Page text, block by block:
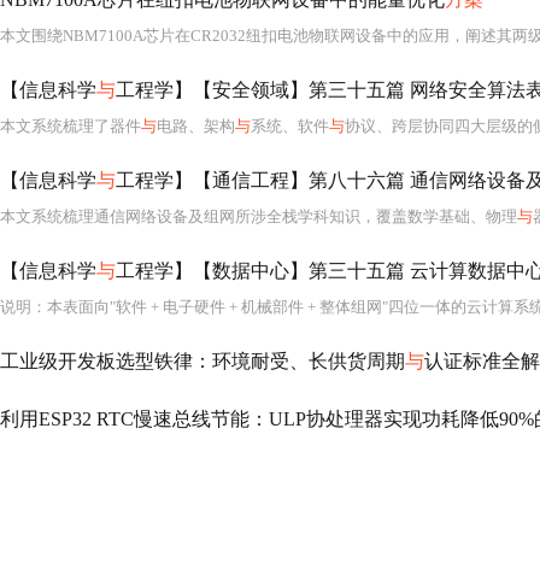
本文围绕NBM7100A芯片在CR2032纽扣电池物联网设备中的应用，阐述其两
【信息科学与工程学】【安全领域】第三十五篇 网络安全算法
本文系统梳理了器件与电路、架构与系统、软件与协议、跨层协同四大层级的侧信道防御算法，涵盖掩码、随机化、噪声注入、物理屏蔽、AI辅
【信息科学与工程学】【通信工程】第八十六篇 通信网络设备及
本文系统梳理通信网络设备及组网所涉全栈学科知识，覆盖数学基础、物理与
【信息科学与工程学】【数据中心】第三十五篇 云计算数据中
工业级开发板选型铁律：环境耐受、长供货周期与认证标准全
利用ESP32 RTC慢速总线节能：ULP协处理器实现功耗降低